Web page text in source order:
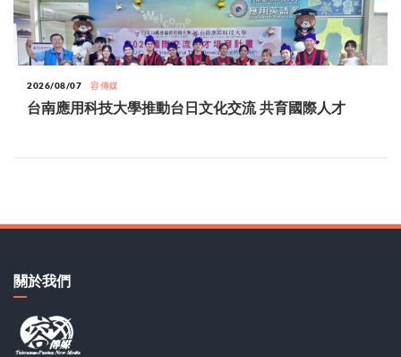
2026/08/07 容傳媒
台南應用科技大學推動台日文化交流 共育國際人才
關於我們